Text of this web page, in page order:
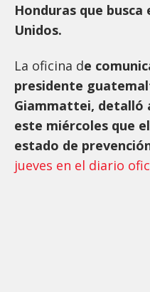
Honduras que
Unidos.
La oficina de
presidente
Giammattei, detalló
este miércoles que
estado de
jueves en el diario